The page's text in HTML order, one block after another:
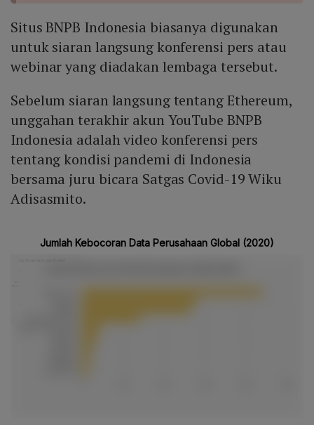
Situs BNPB Indonesia biasanya digunakan
untuk siaran langsung konferensi pers atau
webinar yang diadakan lembaga tersebut.
Sebelum siaran langsung tentang Ethereum,
unggahan terakhir akun YouTube BNPB
Indonesia adalah video konferensi pers
tentang kondisi pandemi di Indonesia
bersama juru bicara Satgas Covid-19 Wiku
Adisasmito.